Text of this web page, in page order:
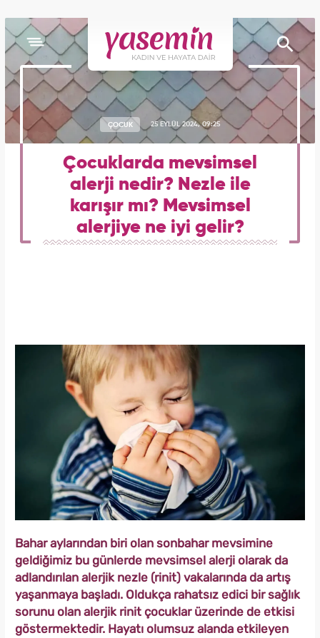
ÇOCUK 25 EYLÜL 2024, 09:25
Çocuklarda mevsimsel
alerji nedir? Nezle ile
karışır mı? Mevsimsel
alerjiye ne iyi gelir?
Bahar aylarından biri olan sonbahar mevsimine
geldiğimiz bu günlerde mevsimsel alerji olarak da
adlandırılan alerjik nezle (rinit) vakalarında da artış
yaşanmaya başladı. Oldukça rahatsız edici bir sağlık
sorunu olan alerjik rinit çocuklar üzerinde de etkisi
göstermektedir. Hayatı olumsuz alanda etkileyen